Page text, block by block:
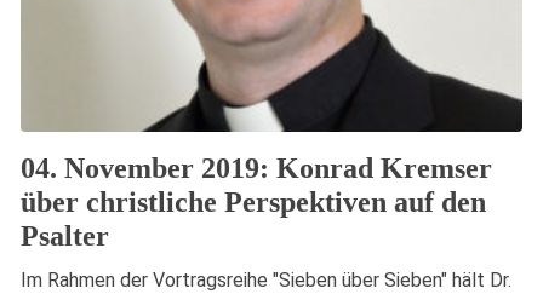
04. November 2019: Konrad Kremser
über christliche Perspektiven auf den
Psalter
Im Rahmen der Vortragsreihe "Sieben über Sieben" hält Dr.